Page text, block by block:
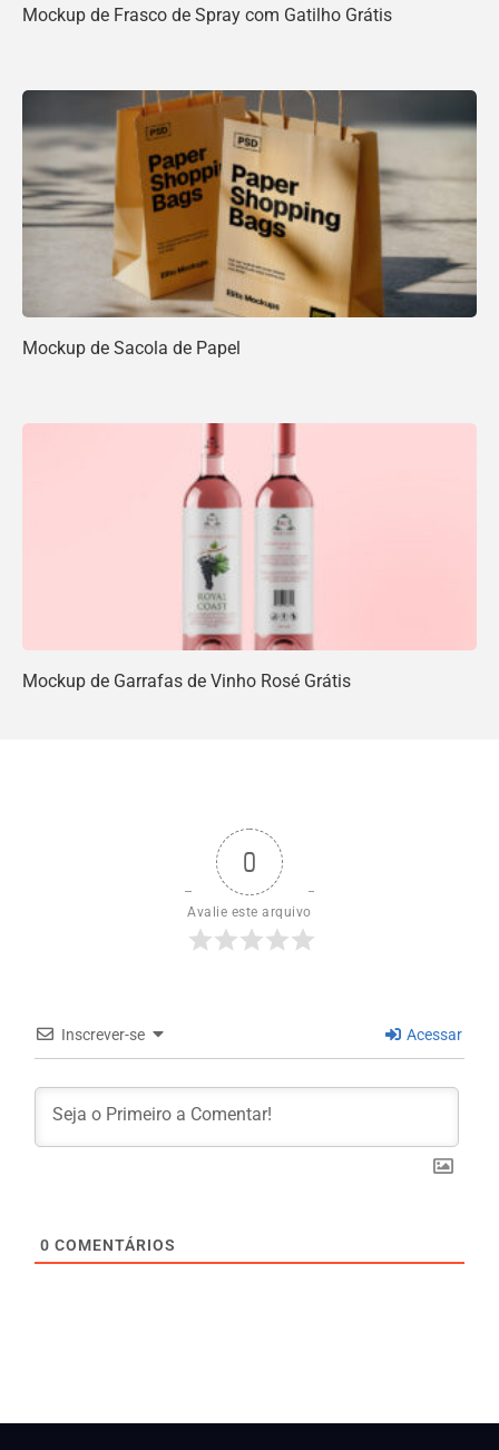
Mockup de Frasco de Spray com Gatilho Grátis
Mockup de Sacola de Papel
Mockup de Garrafas de Vinho Rosé Grátis
0
Avalie este arquivo
Inscrever-se Acessar
0 COMENTÁRIOS